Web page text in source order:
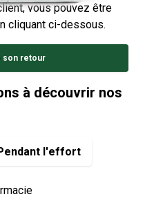
vous pouvez être
cliquant ci-dessous.
son retour
à découvrir nos
l'effort